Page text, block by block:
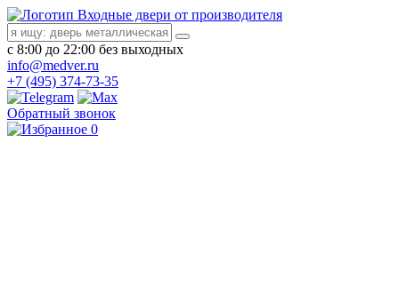
Входные двери от производителя
с 8:00 до 22:00 без выходных
info@medver.ru
+7 (495) 374-73-35
Обратный звонок
0